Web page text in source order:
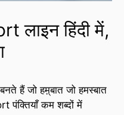
लाइन हिंदी में,
हैं जो हम़्बात जो हमस्बात
पंक्तियाँ कम शब्दों में